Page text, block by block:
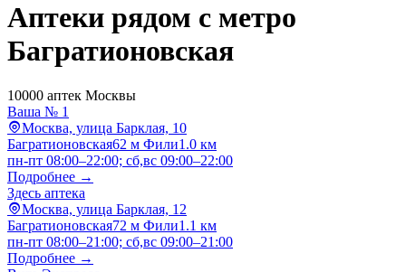
Аптеки рядом с метро
Багратионовская
10000 аптек Москвы
Ваша № 1
Москва, улица Барклая, 10
Багратионовская62 м Фили1.0 км
пн-пт 08:00–22:00; сб,вс 09:00–22:00
Подробнее →
Здесь аптека
Москва, улица Барклая, 12
Багратионовская72 м Фили1.1 км
пн-пт 08:00–21:00; сб,вс 09:00–21:00
Подробнее →